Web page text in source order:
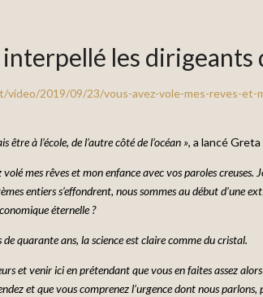
les dirigeants
2019/09/23/vous-avez-vole-mes-reves-
être à l’école, de l’autre côté de l’océan », a lancé
volé mes rêves et mon enfance avec vos paroles
entiers s’effondrent, nous sommes au début d’une
éternelle ?
de quarante ans, la science est claire comme du cristal.
et venir ici en prétendant que vous en faites assez
et que vous comprenez l’urgence dont nous